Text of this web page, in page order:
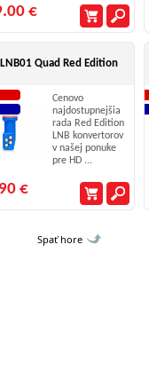
€
Quad Red Edition
Cenovo
najdostupnejšia
rada Red Edition
LNB konvertorov
v našej ponuke
pre HD ...
€
Spať hore